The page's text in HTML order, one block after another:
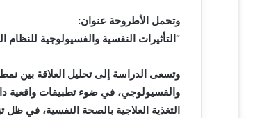
ي
ا
وتحمل الأطروحة عنوان:
“التأثيرات النفسية والفسيولوجية
وتسعى الدراسة إلى تحليل العلاقة بين
والفسيولوجي، في ضوء تطبيقات واقعية
التغذية العلاجية بالصحة النفسية، في ظل